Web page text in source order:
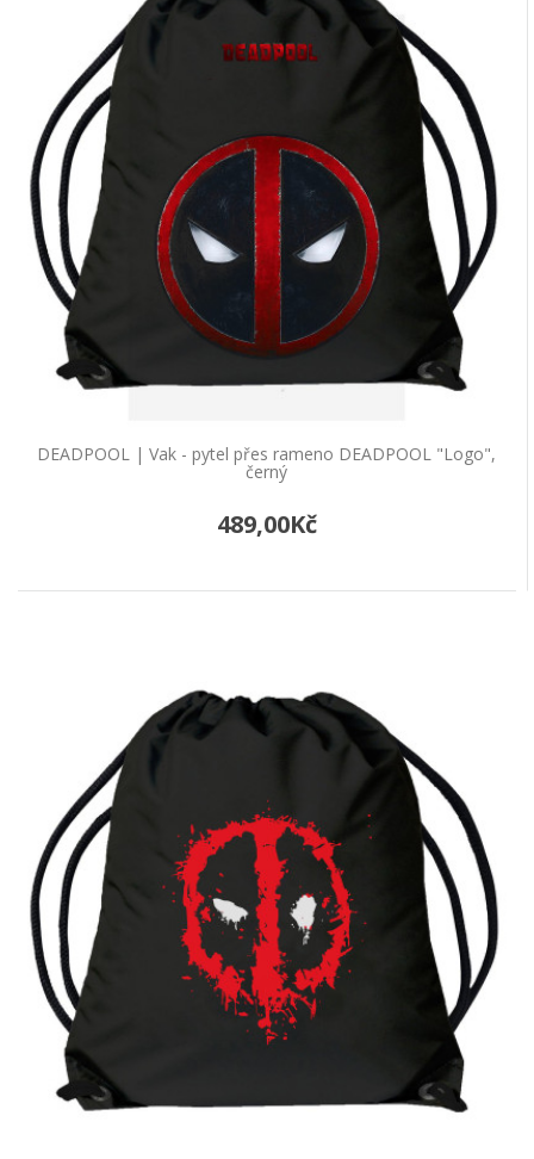
DEADPOOL | Vak - pytel přes rameno DEADPOOL "Logo",
černý
489,00Kč